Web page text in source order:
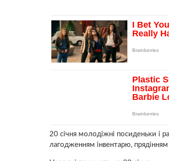
20 січня молодіжні посиденьки і
лагодженням інвентарю, прядінням